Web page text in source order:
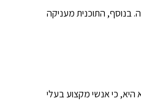
בנוסף, התוכנית מעניקה
כי אנשי מקצוע בעלי